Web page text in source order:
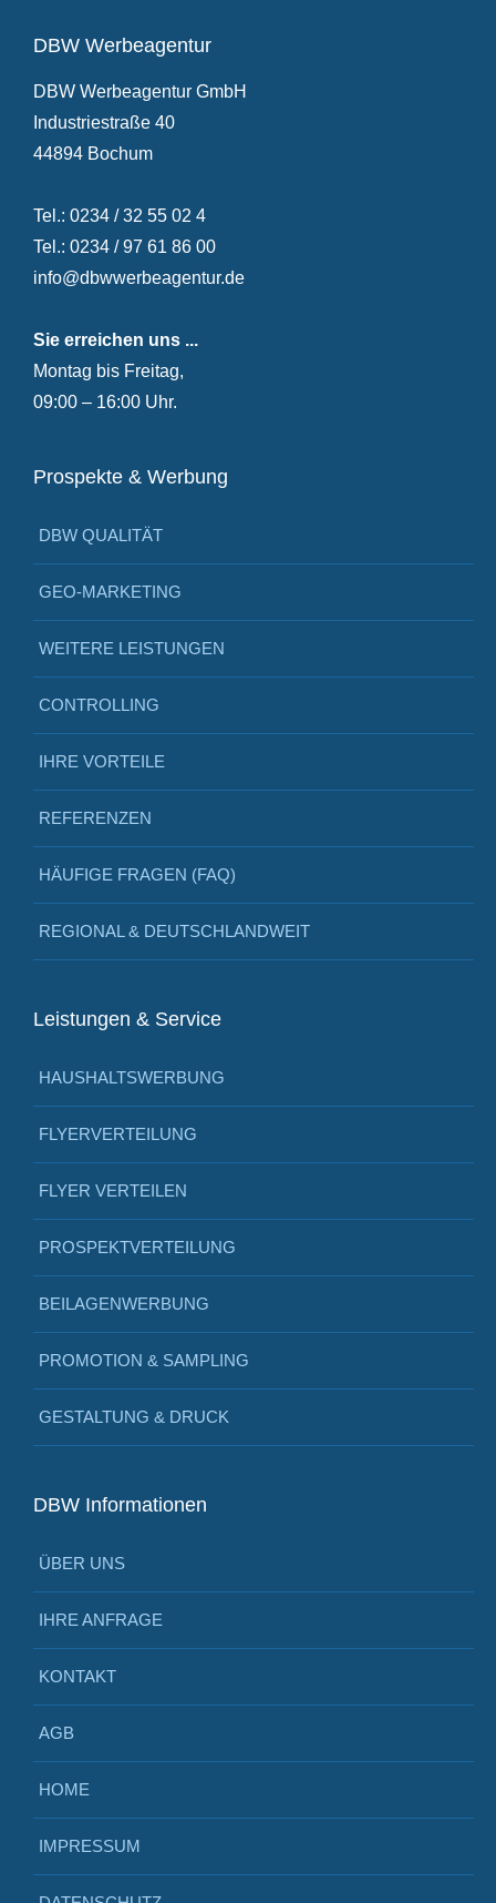
DBW Werbeagentur
DBW Werbeagentur GmbH
Industriestraße 40
44894 Bochum
Tel.: 0234 / 32 55 02 4
Tel.: 0234 / 97 61 86 00
info@dbwwerbeagentur.de
Sie erreichen uns ...
Montag bis Freitag,
09:00 – 16:00 Uhr.
Prospekte & Werbung
DBW QUALITÄT
GEO-MARKETING
WEITERE LEISTUNGEN
CONTROLLING
IHRE VORTEILE
REFERENZEN
HÄUFIGE FRAGEN (FAQ)
REGIONAL & DEUTSCHLANDWEIT
Leistungen & Service
HAUSHALTSWERBUNG
FLYERVERTEILUNG
FLYER VERTEILEN
PROSPEKTVERTEILUNG
BEILAGENWERBUNG
PROMOTION & SAMPLING
GESTALTUNG & DRUCK
DBW Informationen
ÜBER UNS
IHRE ANFRAGE
KONTAKT
AGB
HOME
IMPRESSUM